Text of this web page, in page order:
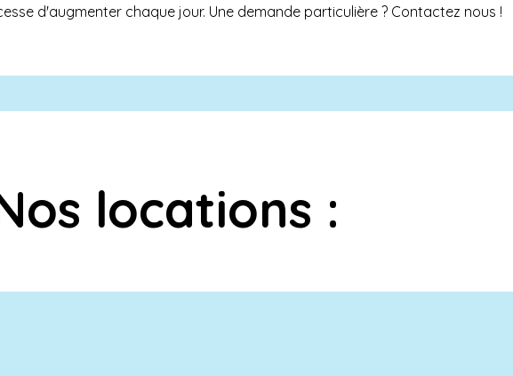
d'augmenter chaque jour. Une demande particulière ? Contactez nous !
locations :